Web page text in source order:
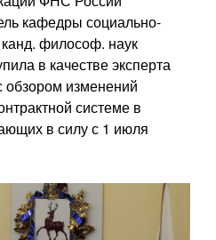
кафедры социально-
философ. наук
в качестве эксперта
обзором изменений
системе в
в силу с 1 июля